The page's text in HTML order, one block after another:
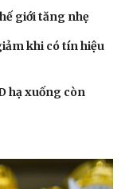
giới tăng nhẹ
khi có tín hiệu
hạ xuống còn